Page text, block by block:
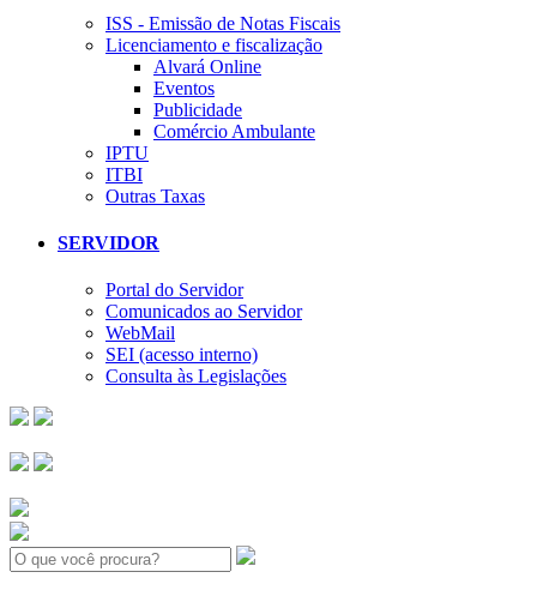
ISS - Emissão de Notas Fiscais
Licenciamento e fiscalização
Alvará Online
Eventos
Publicidade
Comércio Ambulante
IPTU
ITBI
Outras Taxas
SERVIDOR
Portal do Servidor
Comunicados ao Servidor
WebMail
SEI (acesso interno)
Consulta às Legislações
Search: